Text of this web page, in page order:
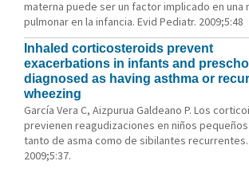
materna puede ser un factor implicado en una
pulmonar en la infancia. Evid Pediatr. 2009;5:48
Inhaled corticosteroids prevent
exacerbations in infants and
diagnosed as having asthma or
wheezing
García Vera C, Aizpurua Galdeano P. Los
previenen reagudizaciones en niños
tanto de asma como de sibilantes recurrentes.
2009;5:37.